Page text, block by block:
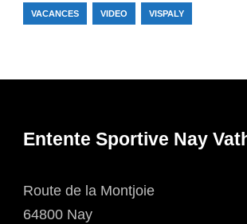
VACANCES VIDEO VISPALY
Entente Sportive Nay
Route de la Montjoie
64800 Nay